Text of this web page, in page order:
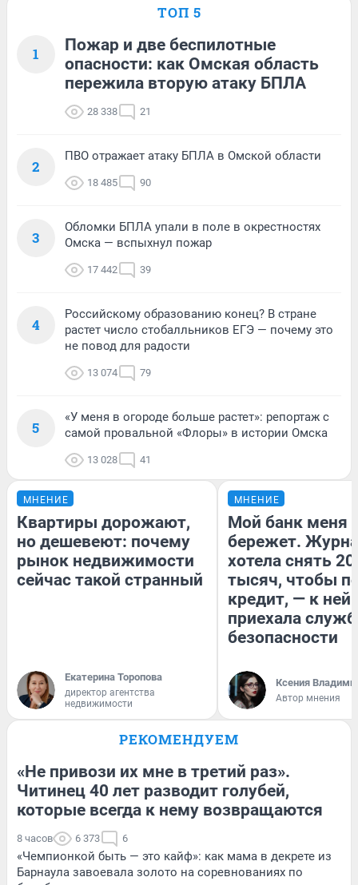
ТОП 5
1
Пожар и две беспилотные
опасности: как Омская область
пережила вторую атаку БПЛА
28 338 21
2
ПВО отражает атаку БПЛА в Омской области
18 485 90
3
Обломки БПЛА упали в поле в окрестностях
Омска — вспыхнул пожар
17 442 39
4
Российскому образованию конец? В стране
растет число стобалльников ЕГЭ — почему это
не повод для радости
13 074 79
5
«У меня в огороде больше растет»: репортаж с
самой провальной «Флоры» в истории Омска
13 028 41
МНЕНИЕ
Квартиры дорожают,
но дешевеют: почему
рынок недвижимости
сейчас такой странный
Екатерина Торопова
директор агентства
недвижимости
МНЕНИЕ
Мой банк меня
бережет.
хотела снять
тысяч, чтобы
кредит, — к
приехала
безопасности
Ксения
Автор мнения
РЕКОМЕНДУЕМ
«Не привози их мне в третий раз».
Читинец 40 лет разводит голубей,
которые всегда к нему возвращаются
8 часов 6 373 6
«Чемпионкой быть — это кайф»: как мама в декрете из
Барнаула завоевала золото на соревнованиях по